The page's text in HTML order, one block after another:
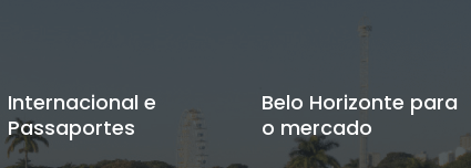
Internacional e
Passaportes
Belo Horizonte para
o mercado